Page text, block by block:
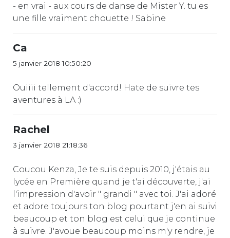
- en vrai - aux cours de danse de Mister Y. tu es
une fille vraiment chouette ! Sabine
Ca
5 janvier 2018 10:50:20
Ouiiii tellement d'accord! Hate de suivre tes
aventures à LA :)
Rachel
3 janvier 2018 21:18:36
Coucou Kenza, Je te suis depuis 2010, j'étais au
lycée en Première quand je t'ai découverte, j'ai
l'impression d'avoir " grandi " avec toi. J'ai adoré
et adore toujours ton blog pourtant j'en ai suivi
beaucoup et ton blog est celui que je continue
à suivre. J'avoue beaucoup moins m'y rendre, je